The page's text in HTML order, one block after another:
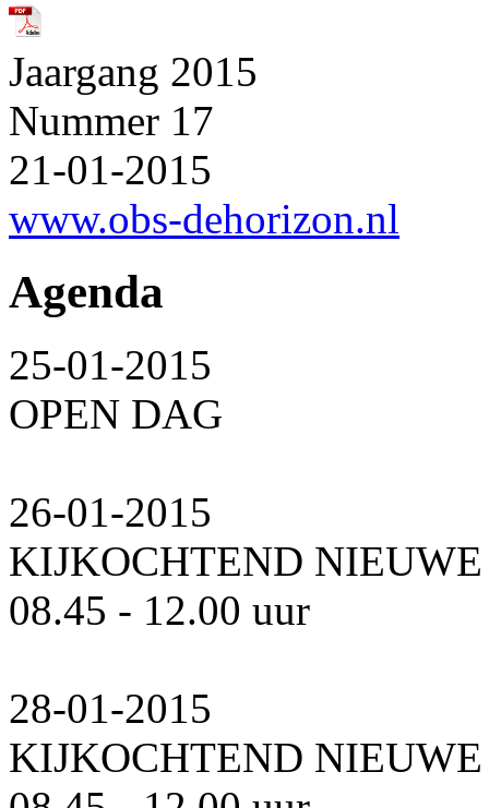
Jaargang 2015
Nummer 17
21-01-2015
www.obs-dehorizon.nl
Agenda
25-01-2015
OPEN DAG
26-01-2015
KIJKOCHTEND
08.45 - 12.00 uur
28-01-2015
KIJKOCHTEND